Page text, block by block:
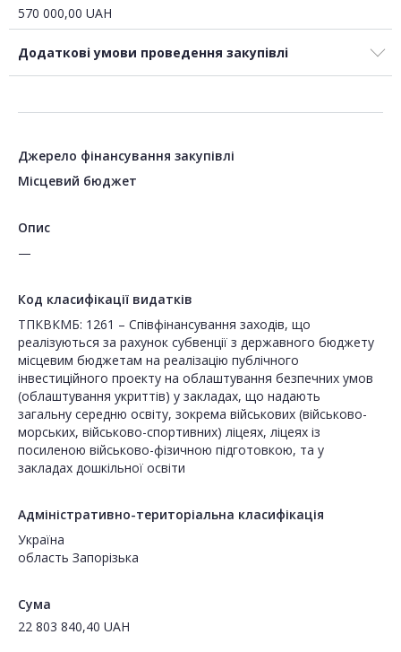
570 000,00 UAH
Додаткові умови проведення закупівлі
Джерело фінансування закупівлі
Місцевий бюджет
Опис
—
Код класифікації видатків
ТПКВКМБ: 1261 – Співфінансування заходів, що
реалізуються за рахунок субвенції з державного бюджету
місцевим бюджетам на реалізацію публічного
інвестиційного проекту на облаштування безпечних умов
(облаштування укриттів) у закладах, що надають
загальну середню освіту, зокрема військових (військово-
морських, військово-спортивних) ліцеях, ліцеях із
посиленою військово-фізичною підготовкою, та у
закладах дошкільної освіти
Адміністративно-територіальна класифікація
Україна
область Запорізька
Сума
22 803 840,40 UAH